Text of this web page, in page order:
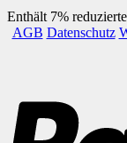
Enthält 7%
AGB Datenschutz